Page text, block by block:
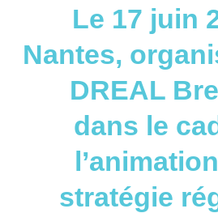
Le 17 juin
Nantes,
DREAL
dans le
stratégie